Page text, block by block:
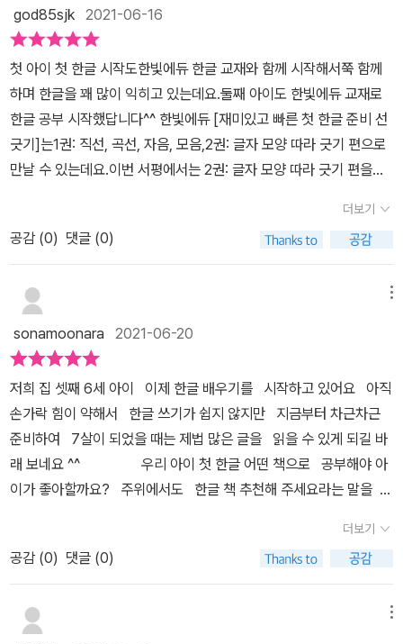
로 배울 수 있어요.​ 재미있고 빠른 첫 한글 준비 선긋기는자음, 모음
그리고 단어를 통으로 자연스럽게 배울 수 있도록 만들어5살언니 한
글 금세 깨우칠것 같아요.께끼네 책꽂이로 찾아온 한빛에듀의 재미있
고 빠른 첫 한글 준비 선긋기~!넘넘 좋네요. [출판사로부터 도서 협찬
을 받았고 본인의 주관적인 견해에 의하여 작성함]​​ ​
god85sjk 2021-06-16
첫 아이 첫 한글 시작도한빛에듀 한글 교재와 함께 시작해서쭉 함께
하며 한글을 꽤 많이 익히고 있는데요.둘째 아이도 한빛에듀 교재로
한글 공부 시작했답니다^^ 한빛에듀 [재미있고 빠른 첫 한글 준비 선
긋기]는1권: 직선, 곡선, 자음, 모음,2권: 글자 모양 따라 긋기 편으로
만날 수 있는데요.이번 서평에서는 2권: 글자 모양 따라 긋기 편을보
잡는 데 익숙해지고,다양한 모양의 선긋기, 모양을 따라 그리기 연습
이충분히 필요하겠지요.1단계로 재미있는 연상 그림 속에서다양한 선
긋기를 시작하였어요. 2단게로 이어지는 한글 놀이는모음따라 선 긋
기랍니다.화살표 방향에 따라 선긋기를 하여큰 점까지 쭉~ 연결하면
해보세요.꼬불꼬불 길을 따라가다보면자음 모양과 비슷한 모양이 나
타나고,바로 옆 페이지에서는 자음 글자를 써볼 수 있지요.4단계, 몸
으로 '가나다'를 만들고,선긋기를 해볼 수 있는 활동도 이어집니다.아
이와 엄마가 함께 몸으로 글자를 만들어보면서'가나다'글자와 친해질
수 있어요.한빛에듀 한글교재는 한글을 놀이처럼재미있고 쉽게 접할
수 있다는 점이가장 큰 매력이지요! 아직 연필을 정확한 방법으로 잡
는 것이어려운 아이이지만, 야무지게 연필을 잡은 손이엄마 눈에 예
쁘게만 느껴집니다^^ 쭉쭉~ 선을 따라 가보지만삐뚤빼뚤 하네요
ㅎ 가로선, 세로선, 물결선, 글자 모양 등다양하게 선긋기 활동을 하면
네요!첫 한글 시작을 더 재미있게 할 수 있는한글 공부 시작 필수교재!
더보기
공감 (0) 댓글 (0)
sonamoonara 2021-06-20
저희 집 셋째 6세 아이 이제 한글 배우기를 시작하고 있어요 아직
손가락 힘이 약해서 한글 쓰기가 쉽지 않지만 지금부터 차근차근
준비하여 7살이 되었을 때는 제법 많은 글을 읽을 수 있게 되길 바
래 보네요 ^^ ​ ​ ​ ​ 우리 아이 첫 한글 어떤 책으로 공부해야 아
이가 좋아할까요? 주위에서도 한글 책 추천해 주세요라는 말을
쓰기인데요 ​ 아이들이 좋아하는 알록달록한 그림체와 익살스
러운 그림들로 아이들의 흥미를 자극하기에 참 좋은 책이에요 저
희 아이도 책이 오자마자 선 긋기도 많고 글쓰기도 많이 해야 되니
더보기
공감 (0) 댓글 (0)